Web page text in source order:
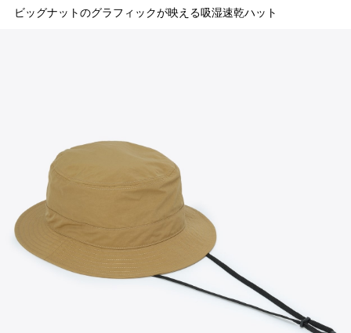
ビッグナットのグラフィックが映える吸湿速乾ハット